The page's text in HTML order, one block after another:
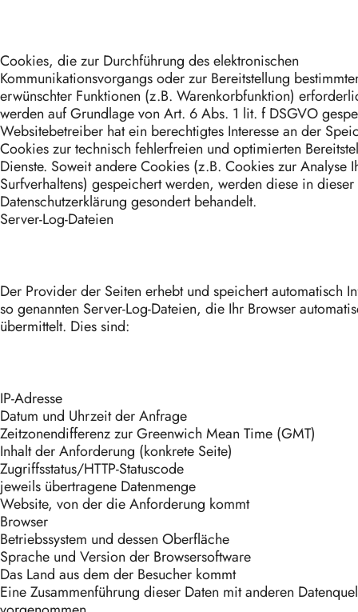
Cookies, die zur Durchführung des elektronischen
Kommunikationsvorgangs oder zur Bereitstellung
erwünschter Funktionen (z.B. Warenkorbfunktion)
werden auf Grundlage von Art. 6 Abs. 1 lit. f DSGVO
Websitebetreiber hat ein berechtigtes Interesse an der
Cookies zur technisch fehlerfreien und optimierten
Dienste. Soweit andere Cookies (z.B. Cookies zur Analyse
Surfverhaltens) gespeichert werden, werden diese in dieser
Datenschutzerklärung gesondert behandelt.
Server-Log-Dateien
Der Provider der Seiten erhebt und speichert automatisch
so genannten Server-Log-Dateien, die Ihr Browser
übermittelt. Dies sind:
IP-Adresse
Datum und Uhrzeit der Anfrage
Zeitzonendifferenz zur Greenwich Mean Time (GMT)
Inhalt der Anforderung (konkrete Seite)
Zugriffsstatus/HTTP-Statuscode
jeweils übertragene Datenmenge
Website, von der die Anforderung kommt
Browser
Betriebssystem und dessen Oberfläche
Sprache und Version der Browsersoftware
Das Land aus dem der Besucher kommt
Eine Zusammenführung dieser Daten mit anderen